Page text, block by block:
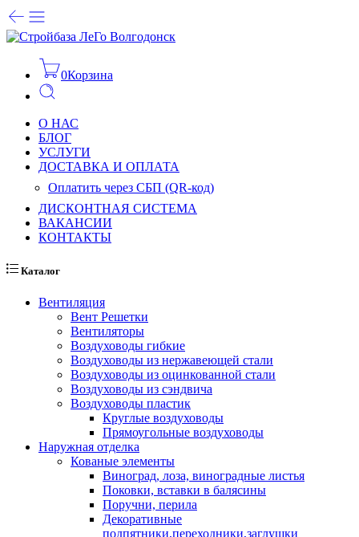
0Корзина
О НАС
БЛОГ
УСЛУГИ
ДОСТАВКА И ОПЛАТА
Оплатить через СБП (QR-код)
ДИСКОНТНАЯ СИСТЕМА
ВАКАНСИИ
КОНТАКТЫ
Каталог
Вентиляция
Вент Решетки
Вентиляторы
Воздуховоды гибкие
Воздуховоды из нержавеющей стали
Воздуховоды из оцинкованной стали
Воздуховоды из сэндвича
Воздуховоды пластик
Круглые воздуховоды
Прямоугольные воздуховоды
Наружная отделка
Кованые элементы
Виноград, лоза, виноградные листья
Поковки, вставки в балясины
Поручни, перила
Декоративные
подпятники,переходники,заглушки